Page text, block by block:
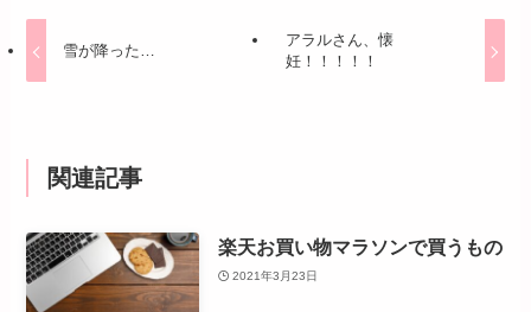
雪が降った…
アラルさん、懐
妊！！！！！
関連記事
楽天お買い物マラソンで買うもの
2021年3月23日